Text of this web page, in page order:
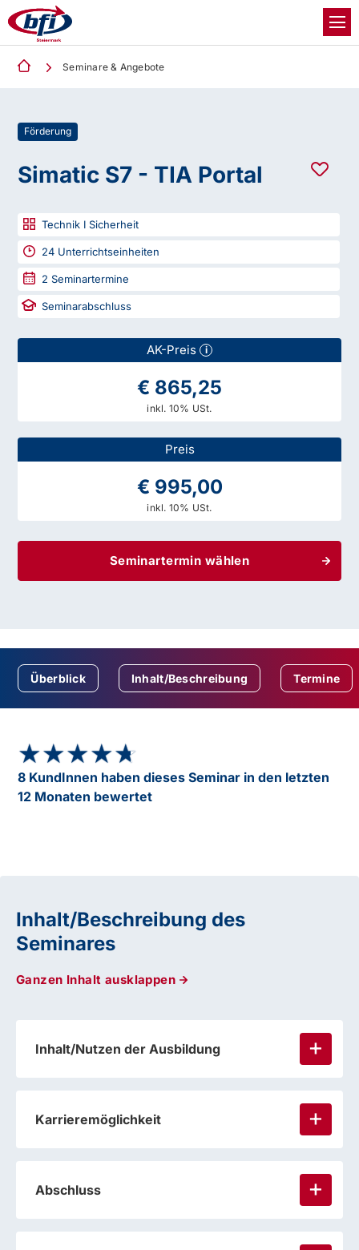
Seminare & Angebote
Förderung
Simatic S7 - TIA Portal
Technik I Sicherheit
24 Unterrichtseinheiten
2 Seminartermine
Seminarabschluss
AK-Preis i
€ 865,25
inkl. 10% USt.
Preis
€ 995,00
inkl. 10% USt.
Seminartermin wählen
Überblick Inhalt/Beschreibung Termine
★★★★★
★★★★★
8 KundInnen haben dieses Seminar in den letzten
12 Monaten bewertet
Inhalt/Beschreibung des
Seminares
Ganzen Inhalt ausklappen
Inhalt/Nutzen der Ausbildung
Karrieremöglichkeit
Abschluss